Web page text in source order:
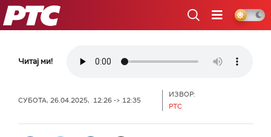
РТС
Читај ми!
СУБОТА, 26.04.2025, 12:26 -> 12:35
ИЗВОР:
РТС